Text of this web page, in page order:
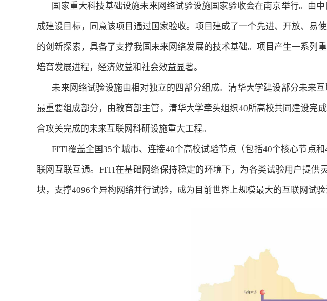
国家重大科技基础设施未来网络试验设施国家验收会在南京举行。由
成建设目标，同意该项目通过国家验收。项目建成了一个先进、开放、易
的创新探索，具备了支撑我国未来网络发展的技术基础。项目产生一系列
培育发展进程，经济效益和社会效益显著。
未来网络试验设施由相对独立的四部分组成。清华大学建设部分未来互
最重要组成部分，由教育部主管，清华大学牵头组织40所高校共同建设完
合攻关完成的未来互联网科研设施重大工程。
FITI覆盖全国35个城市、连接40个高校试验节点（包括40个核心节点和
联网互联互通。FITI在基础网络保持稳定的环境下，为各类试验用户提供
块，支撑4096个异构网络并行试验，成为目前世界上规模最大的互联网试验